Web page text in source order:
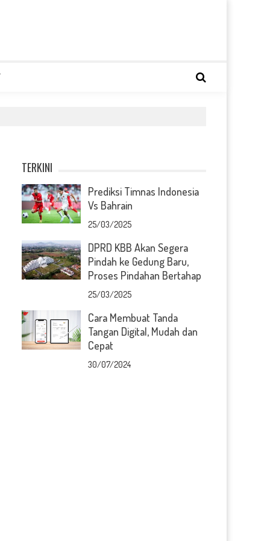
TERKINI
Prediksi Timnas Indonesia
Vs Bahrain
25/03/2025
DPRD KBB Akan Segera
Pindah ke Gedung Baru,
Proses Pindahan Bertahap
25/03/2025
Cara Membuat Tanda
Tangan Digital, Mudah dan
Cepat
30/07/2024